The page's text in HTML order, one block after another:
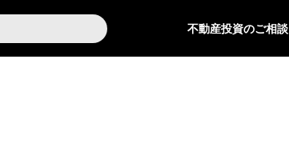
不動産投資のご相談